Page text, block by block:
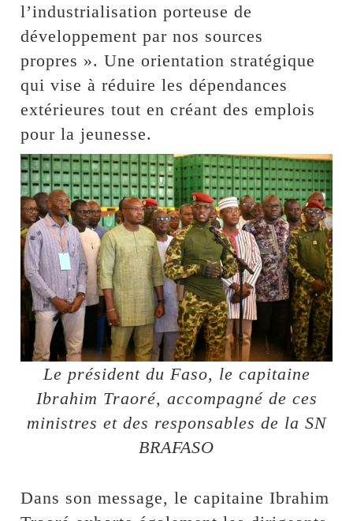
l’industrialisation porteuse de
développement par nos sources
propres ». Une orientation stratégique
qui vise à réduire les dépendances
extérieures tout en créant des emplois
pour la jeunesse.
Le président du Faso, le capitaine
Ibrahim Traoré, accompagné de ces
ministres et des responsables de la SN
BRAFASO
Dans son message, le capitaine Ibrahim